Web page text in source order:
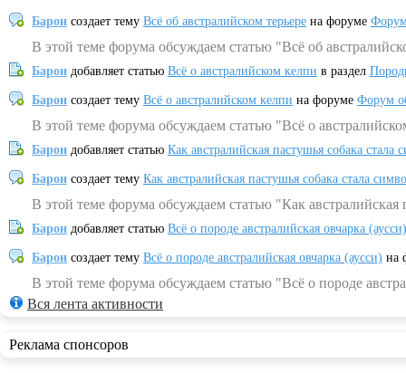
Барон создает тему Всё об австралийском терьере на форуме
В этой теме форума обсуждаем статью "Всё об
Барон добавляет статью Всё о австралийском келпи в раздел
Барон создает тему Всё о австралийском келпи на форуме Форум
В этой теме форума обсуждаем статью "Всё о
Барон добавляет статью Как австралийская пастушья собака
Барон создает тему Как австралийская пастушья собака стала
В этой теме форума обсуждаем статью "Как
Барон добавляет статью Всё о породе австралийская овчарка (аусси)
Барон создает тему Всё о породе австралийская овчарка (аусси) на
В этой теме форума обсуждаем статью "Всё о породе
Вся лента активности
Реклама спонсоров